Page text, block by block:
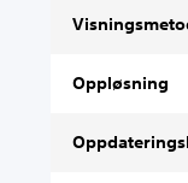
Oppløsning